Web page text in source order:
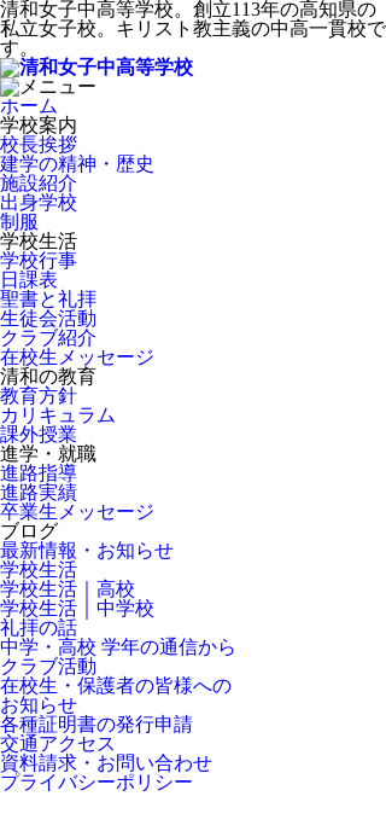
清和女子中高等学校。創立113年の高知県の
私立女子校。キリスト教主義の中高一貫校で
す。
ホーム
学校案内
校長挨拶
建学の精神・歴史
施設紹介
出身学校
制服
学校生活
学校行事
日課表
聖書と礼拝
生徒会活動
クラブ紹介
在校生メッセージ
清和の教育
教育方針
カリキュラム
課外授業
進学・就職
進路指導
進路実績
卒業生メッセージ
ブログ
最新情報・お知らせ
学校生活
学校生活｜高校
学校生活｜中学校
礼拝の話
中学・高校 学年の通信から
クラブ活動
在校生・保護者の皆様への
お知らせ
各種証明書の発行申請
交通アクセス
資料請求・お問い合わせ
プライバシーポリシー